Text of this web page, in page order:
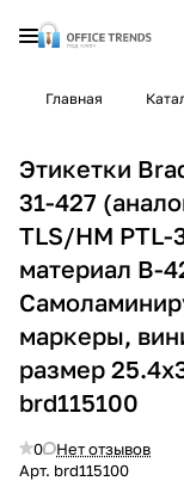
Главная
Этикетки
31-427
TLS/HM PTL-
материал B-
маркеры,
размер
brd115100
0
Нет отзывов
Арт. brd115100